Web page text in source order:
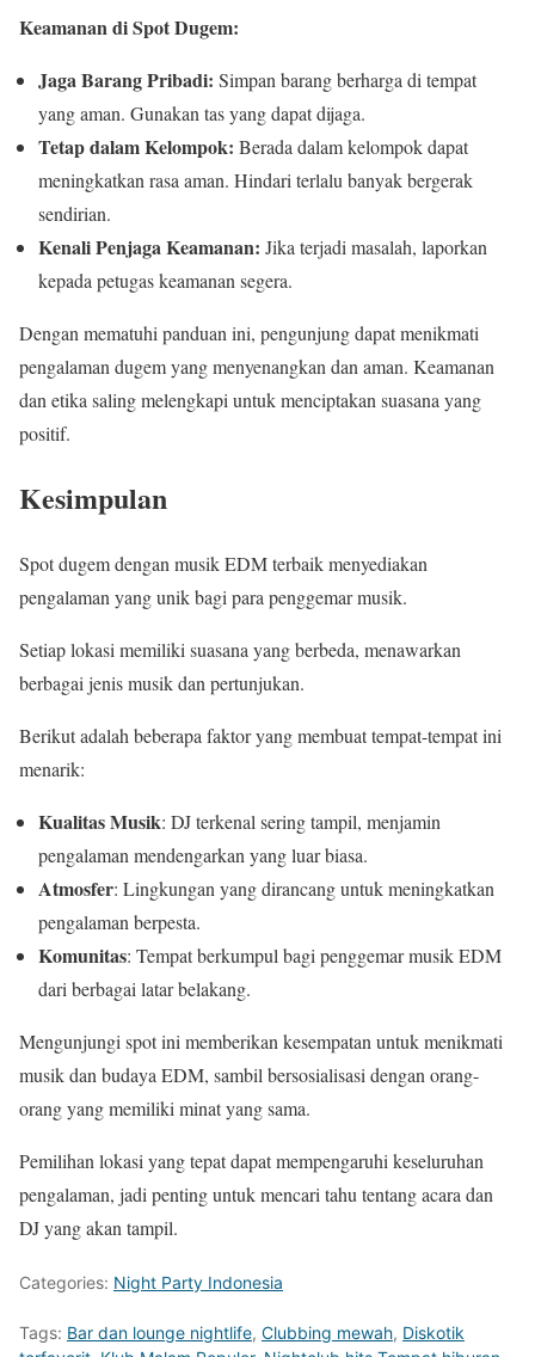
Keamanan di Spot Dugem:
Jaga Barang Pribadi: Simpan barang berharga di tempat
yang aman. Gunakan tas yang dapat dijaga.
Tetap dalam Kelompok: Berada dalam kelompok dapat
meningkatkan rasa aman. Hindari terlalu banyak bergerak
sendirian.
Kenali Penjaga Keamanan: Jika terjadi masalah, laporkan
kepada petugas keamanan segera.
Dengan mematuhi panduan ini, pengunjung dapat menikmati
pengalaman dugem yang menyenangkan dan aman. Keamanan
dan etika saling melengkapi untuk menciptakan suasana yang
positif.
Kesimpulan
Spot dugem dengan musik EDM terbaik menyediakan
pengalaman yang unik bagi para penggemar musik.
Setiap lokasi memiliki suasana yang berbeda, menawarkan
berbagai jenis musik dan pertunjukan.
Berikut adalah beberapa faktor yang membuat tempat-tempat ini
menarik:
Kualitas Musik: DJ terkenal sering tampil, menjamin
pengalaman mendengarkan yang luar biasa.
Atmosfer: Lingkungan yang dirancang untuk meningkatkan
pengalaman berpesta.
Komunitas: Tempat berkumpul bagi penggemar musik EDM
dari berbagai latar belakang.
Mengunjungi spot ini memberikan kesempatan untuk menikmati
musik dan budaya EDM, sambil bersosialisasi dengan orang-
orang yang memiliki minat yang sama.
Pemilihan lokasi yang tepat dapat mempengaruhi keseluruhan
pengalaman, jadi penting untuk mencari tahu tentang acara dan
DJ yang akan tampil.
Categories: Night Party Indonesia
Tags: Bar dan lounge nightlife, Clubbing mewah, Diskotik